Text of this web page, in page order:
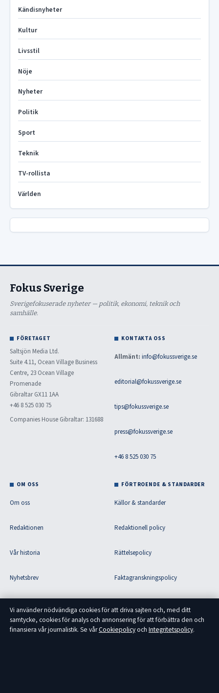
Kändisnyheter
Kultur
Livsstil
Nöje
Nyheter
Politik
Sport
Teknik
TV-rollista
Världen
Fokus Sverige
Sverigefokuserade nyheter — politik, ekonomi, teknik och
samhälle.
FÖRETAGET
Saltsjön Media Ltd.
Suite 4.11, Ocean Village Business
Centre, 23 Ocean Village
Promenade
Gibraltar GX11 1AA
+46 8 525 030 75
Companies House Gibraltar: 131688
KONTAKTA OSS
Allmänt: info@fokussverige.se
editorial@fokussverige.se
tips@fokussverige.se
press@fokussverige.se
+46 8 525 030 75
OM OSS
Om oss
Redaktionen
Vår historia
Nyhetsbrev
RSS-flöde
FÖRTROENDE & STANDARDER
Källor & standarder
Redaktionell policy
Rättelsepolicy
Faktagranskningspolicy
Integritetspolicy
Vi använder nödvändiga cookies för att driva sajten och, med ditt
samtycke, cookies för analys och annonsering för att förbättra den och
finansiera vår journalistik. Se vårCookiepolicyoch Integritetspolicy.